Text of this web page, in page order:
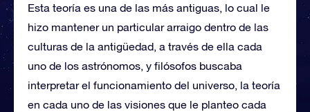
Esta teoría es una de las más antiguas, lo cual le
hizo mantener un particular arraigo dentro de las
culturas de la antigüedad, a través de ella cada
uno de los astrónomos, y filósofos buscaba
interpretar el funcionamiento del universo, la teoría
en cada uno de las visiones que le planteo cada